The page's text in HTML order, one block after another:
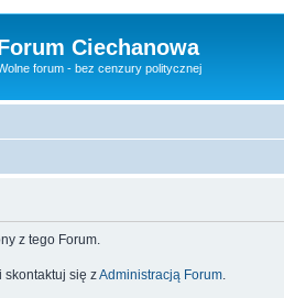
Ciechanowa
forum - bez cenzury politycznej
z tego Forum.
skontaktuj się zAdministracją Forum